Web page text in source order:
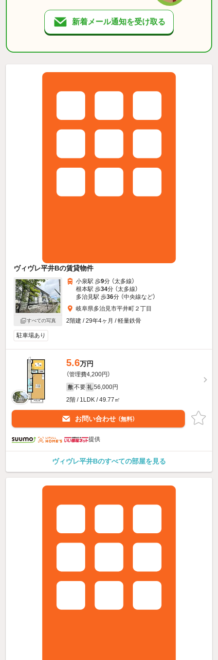
新着メール通知を受け取る
ヴィヴレ平井Bの賃貸物件
すべての写真
小泉駅 歩9分 （太多線）
根本駅 歩34分 （太多線）
多治見駅 歩36分 （中央線など）
岐阜県多治見市平井町２丁目
2階建 / 29年4ヶ月 / 軽量鉄骨
駐車場あり
5.6万円
（管理費4,200円）
敷 不要 礼 56,000円
2階 / 1LDK / 49.77㎡
お問い合わせ （無料）
提供
ヴィヴレ平井Bのすべての部屋を見る